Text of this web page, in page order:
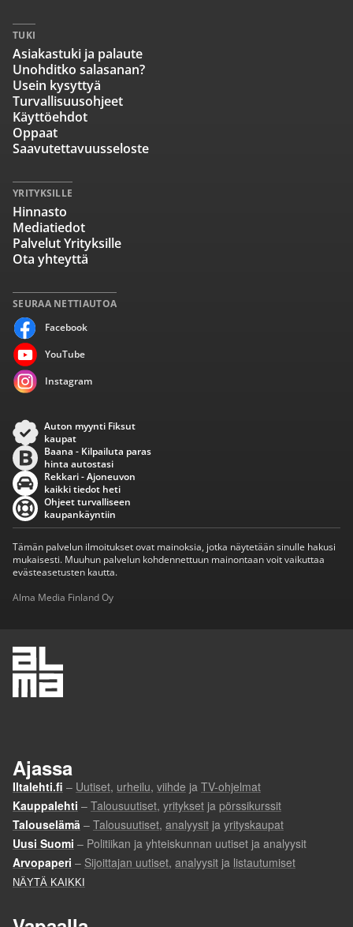
SEURAA NETTIAUTOA
Facebook
YouTube
Instagram
TUKI
Asiakastuki ja palaute
Unohditko salasanan?
Usein kysyttyä
Turvallisuusohjeet
Käyttöehdot
Oppaat
Saavutettavuusseloste
YRITYKSILLE
Hinnasto
Mediatiedot
Palvelut Yrityksille
Ota yhteyttä
Auton myynti Fiksut
kaupat
Baana - Kilpailuta paras
hinta autostasi
Rekkari - Ajoneuvon
kaikki tiedot heti
Ohjeet turvalliseen
kaupankäyntiin
Tämän palvelun ilmoitukset ovat mainoksia, jotka näytetään sinulle hakusi
mukaisesti. Muuhun palvelun kohdennettuun mainontaan voit vaikuttaa
evästeasetusten kautta.
Alma Media Finland Oy